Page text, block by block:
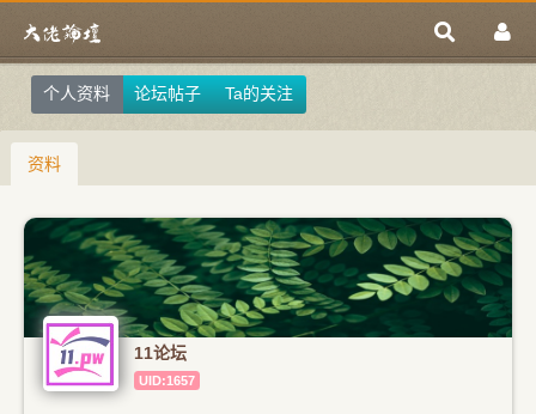
个人资料 论坛帖子 Ta的关注
资料
11论坛
UID:1657